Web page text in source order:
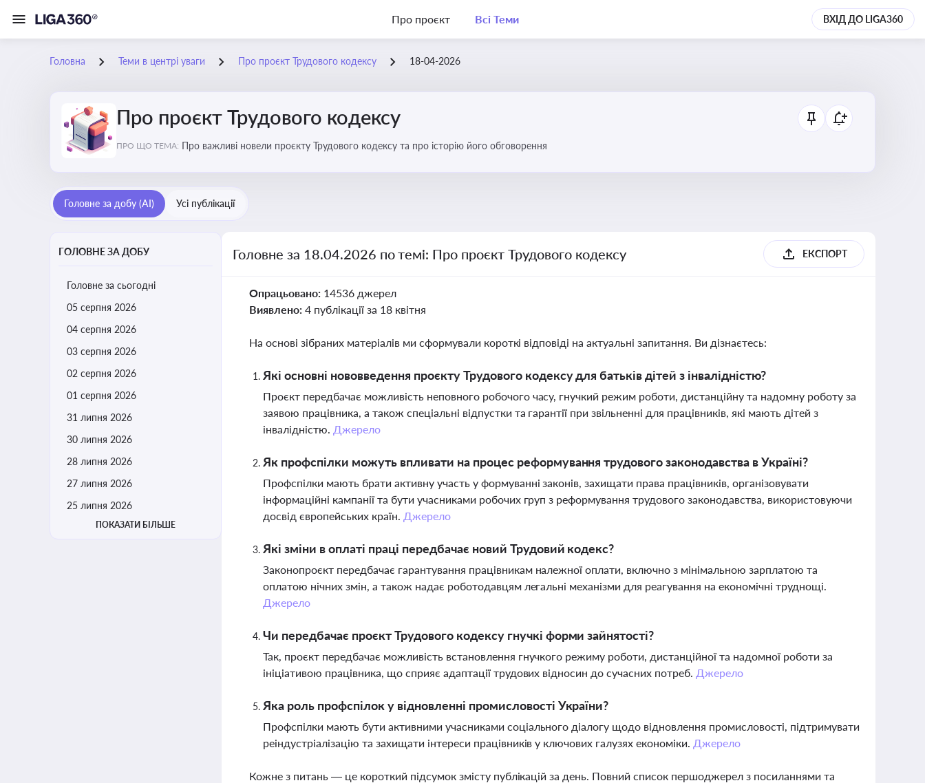
Про проєкт Всі Теми ВХІД ДО LIGA360
Головна Теми в центрі уваги Про проєкт Трудового кодексу 18-04-2026
Про проєкт Трудового кодексу
ПРО ЩО ТЕМА: Про важливі новели проєкту Трудового кодексу та про історію його обговорення
Головне за добу (AI) Усі публікації
ГОЛОВНЕ ЗА ДОБУ
Головне за сьогодні
05 серпня 2026
04 серпня 2026
03 серпня 2026
02 серпня 2026
01 серпня 2026
31 липня 2026
30 липня 2026
28 липня 2026
27 липня 2026
25 липня 2026
ПОКАЗАТИ БІЛЬШЕ
Головне за 18.04.2026 по темі: Про проєкт Трудового кодексу ЕКСПОРТ
Опрацьовано: 14536 джерел
Виявлено: 4 публікації за 18 квітня
На основі зібраних матеріалів ми сформували короткі відповіді на актуальні запитання. Ви дізнаєтесь:
Які основні нововведення проєкту Трудового кодексу для батьків дітей з інвалідністю?
Проєкт передбачає можливість неповного робочого часу, гнучкий режим роботи, дистанційну та надомну роботу за
заявою працівника, а також спеціальні відпустки та гарантії при звільненні для працівників, які мають дітей з
інвалідністю. Джерело
Як профспілки можуть впливати на процес реформування трудового законодавства в Україні?
Профспілки мають брати активну участь у формуванні законів, захищати права працівників, організовувати
інформаційні кампанії та бути учасниками робочих груп з реформування трудового законодавства, використовуючи
досвід європейських країн. Джерело
Які зміни в оплаті праці передбачає новий Трудовий кодекс?
Законопроєкт передбачає гарантування працівникам належної оплати, включно з мінімальною зарплатою та
оплатою нічних змін, а також надає роботодавцям легальні механізми для реагування на економічні труднощі.
Джерело
Чи передбачає проєкт Трудового кодексу гнучкі форми зайнятості?
Так, проєкт передбачає можливість встановлення гнучкого режиму роботи, дистанційної та надомної роботи за
ініціативою працівника, що сприяє адаптації трудових відносин до сучасних потреб. Джерело
Яка роль профспілок у відновленні промисловості України?
Профспілки мають бути активними учасниками соціального діалогу щодо відновлення промисловості, підтримувати
реіндустріалізацію та захищати інтереси працівників у ключових галузях економіки. Джерело
Кожне з питань — це короткий підсумок змісту публікацій за день. Повний список першоджерел з посиланнями та